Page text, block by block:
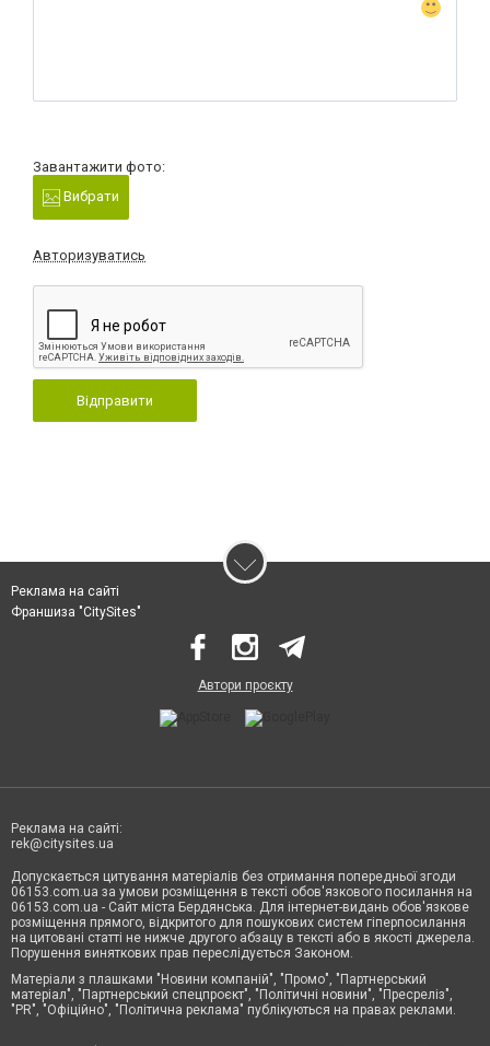
Завантажити фото:
Вибрати
Авторизуватись
Відправити
Реклама на сайті
Франшиза "CitySites"
Автори проєкту
Реклама на сайті:
rek@citysites.ua
Допускається цитування матеріалів без отримання попередньої згоди
06153.com.ua за умови розміщення в тексті обов'язкового посилання на
06153.com.ua - Сайт міста Бердянська. Для інтернет-видань обов'язкове
розміщення прямого, відкритого для пошукових систем гіперпосилання
на цитовані статті не нижче другого абзацу в тексті або в якості джерела.
Порушення виняткових прав переслідується Законом.
Матеріали з плашками "Новини компаній", "Промо", "Партнерський
матеріал", "Партнерський спецпроєкт", "Політичні новини", "Пресреліз",
"PR", "Офіційно", "Політична реклама" публікуються на правах реклами.